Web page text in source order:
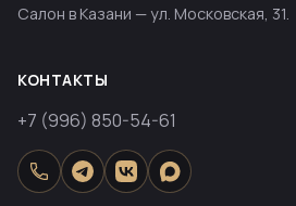
Салон в Казани — ул. Московская, 31.
КОНТАКТЫ
+7 (996) 850-54-61